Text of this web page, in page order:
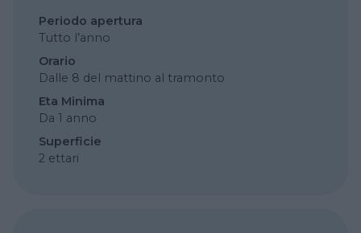
Periodo apertura
Tutto l’anno
Orario
Dalle 8 del mattino al tramonto
Eta Minima
Da 1 anno
Superficie
2 ettari